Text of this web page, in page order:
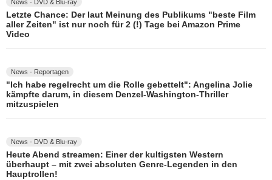
News - DVD & Blu-ray
Letzte Chance: Der laut Meinung des Publikums "beste Film
aller Zeiten" ist nur noch für 2 (!) Tage bei Amazon Prime
Video
News - Reportagen
"Ich habe regelrecht um die Rolle gebettelt": Angelina Jolie
kämpfte darum, in diesem Denzel-Washington-Thriller
mitzuspielen
News - DVD & Blu-ray
Heute Abend streamen: Einer der kultigsten Western
überhaupt – mit zwei absoluten Genre-Legenden in den
Hauptrollen!